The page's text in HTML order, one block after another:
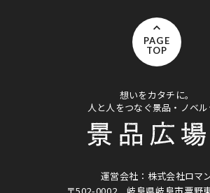
PAGE
TOP
想いをカタチに。
人と人をつなぐ景品・ノベル
運営会社：株式会社ロマ
〒502-0002岐阜県岐阜市粟野